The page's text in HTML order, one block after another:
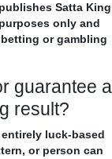
Satta King
only and
or gambling
guarantee a
result?
luck-based
or person can